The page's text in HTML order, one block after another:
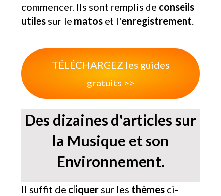
commencer. Ils sont remplis de conseils
utiles sur le matos et l'enregistrement.
TÉLÉCHARGEZ les guides
gratuits >>
Des dizaines d'articles sur
la Musique et son
Environnement.
Il suffit de cliquer sur les thèmes ci-